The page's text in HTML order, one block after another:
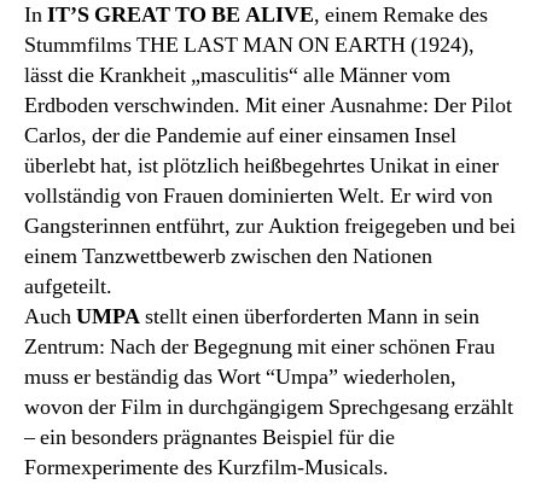
InIT’S GREAT TO BE ALIVE, einem Remake des
Stummfilms THE LAST MAN ON EARTH (1924),
lässt die Krankheit „masculitis“ alle Männer vom
Erdboden verschwinden. Mit einer Ausnahme: Der Pilot
Carlos, der die Pandemie auf einer einsamen Insel
überlebt hat, ist plötzlich heißbegehrtes Unikat in einer
vollständig von Frauen dominierten Welt. Er wird von
Gangsterinnen entführt, zur Auktion freigegeben und bei
einem Tanzwettbewerb zwischen den Nationen
aufgeteilt.
AuchUMPAstellt einen überforderten Mann in sein
Zentrum: Nach der Begegnung mit einer schönen Frau
muss er beständig das Wort “Umpa” wiederholen,
wovon der Film in durchgängigem Sprechgesang erzählt
– ein besonders prägnantes Beispiel für die
Formexperimente des Kurzfilm-Musicals.